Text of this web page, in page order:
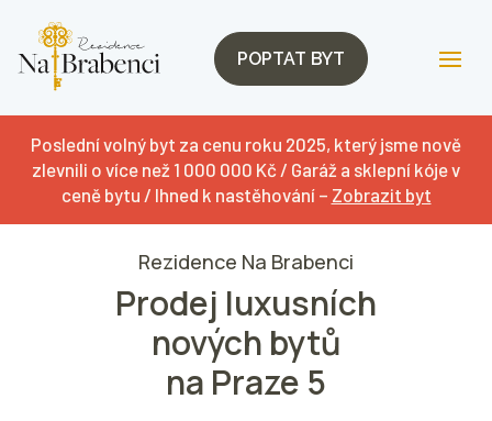
POPTAT BYT
Poslední volný byt za cenu roku 2025, který jsme nově
zlevnili o více než 1 000 000 Kč / Garáž a sklepní kóje v
ceně bytu / Ihned k nastěhování – Zobrazit byt
Rezidence Na Brabenci
Prodej luxusních
nových bytů
na Praze 5